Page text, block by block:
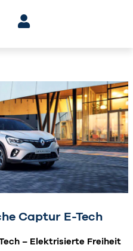
Captur E-Tech
– Elektrisierte Freiheit